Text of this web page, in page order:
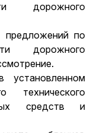
дорожного
предложений по
дорожного
установленном
технического
средств и